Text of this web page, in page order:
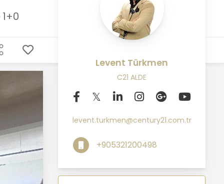
1+0
Levent Türkmen
C21 ALDE
levent.turkmen@century21.com.tr
+905321200498